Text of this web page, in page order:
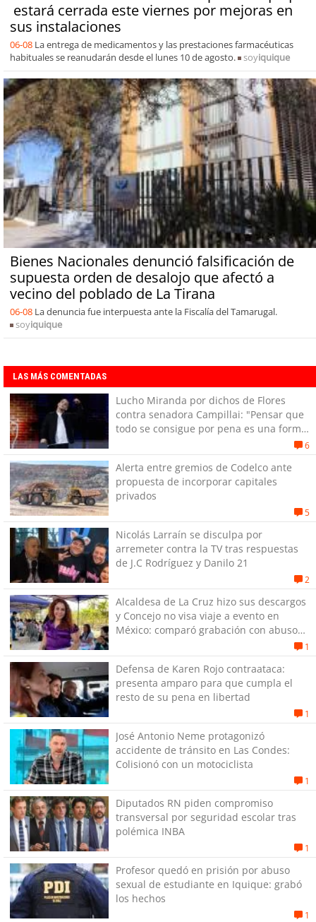
estará cerrada este viernes por mejoras en
sus instalaciones
06-08 La entrega de medicamentos y las prestaciones farmacéuticas
habituales se reanudarán desde el lunes 10 de agosto.
soyiquique
Bienes Nacionales denunció falsificación de
supuesta orden de desalojo que afectó a
vecino del poblado de La Tirana
06-08 La denuncia fue interpuesta ante la Fiscalía del Tamarugal.
soyiquique
LAS MÁS COMENTADAS
Lucho Miranda por dichos de Flores
contra senadora Campillai: "Pensar que
todo se consigue por pena es una forma
6
Alerta entre gremios de Codelco ante
propuesta de incorporar capitales
privados
5
Nicolás Larraín se disculpa por
arremeter contra la TV tras respuestas
de J.C Rodríguez y Danilo 21
2
Alcaldesa de La Cruz hizo sus descargos
y Concejo no visa viaje a evento en
México: comparó grabación con abuso
1
Defensa de Karen Rojo contraataca:
presenta amparo para que cumpla el
resto de su pena en libertad
1
José Antonio Neme protagonizó
accidente de tránsito en Las Condes:
Colisionó con un motociclista
1
Diputados RN piden compromiso
transversal por seguridad escolar tras
polémica INBA
1
Profesor quedó en prisión por abuso
sexual de estudiante en Iquique: grabó
los hechos
1